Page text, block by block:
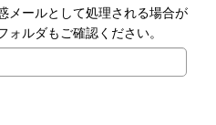
メールとして処理される場合が
ルダもご確認ください。